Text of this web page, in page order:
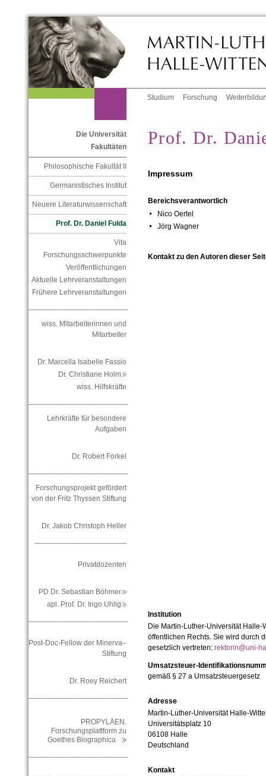
Studium Forschung
Die Universität
Fakultäten
Philosophische Fakultät II
Germanistisches Institut
Neuere Literaturwissenschaft
Prof. Dr. Daniel Fulda
Vita
Forschungsschwerpunkte
Veröffentlichungen
Aktuelle Lehrveranstaltungen
Frühere Lehrveranstaltungen
wiss. Mitarbeiterinnen und
Mitarbeiter
Dr. Marcella Isabelle Fassio
Dr. Christiane Holm
wiss. Hilfskräfte
Lehrkräfte für besondere
Aufgaben
Dr. Robert Forkel
Forschungsprojekt gefördert
von der Fritz Thyssen Stiftung
Dr. Jakob Christoph Heller
Privatdozenten
PD Dr. Sebastian Böhmer
apl. Prof. Dr. Ingo Uhlig
Post-Doc-Fellow der Minerva–
Stiftung
Dr. Roey Reichert
PROPYLÄEN.
Forschungsplattform zu
Goethes Biographica
Prof. Dr.
Impressum
Bereichsverantwortlich
Nico Oertel
Jörg Wagner
Kontakt zu den Autoren dieser
Institution
Die Martin-Luther-Universität
öffentlichen Rechts. Sie wird durch
gesetzlich vertreten: rektorin@uni-
Umsatzsteuer-
gemäß § 27 a Umsatzsteuergesetz
Adresse
Martin-Luther-Universität Halle-
Universitätsplatz 10
06108 Halle
Deutschland
Kontakt